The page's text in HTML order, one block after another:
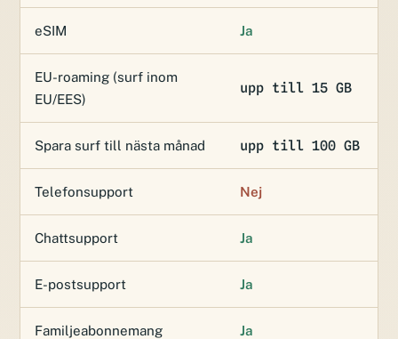
eSIM Ja
EU-roaming (surf inom
EU/EES)
upp till 15 GB
Spara surf till nästa månad upp till 100 GB
Telefonsupport Nej
Chattsupport Ja
E-postsupport Ja
Familjeabonnemang Ja